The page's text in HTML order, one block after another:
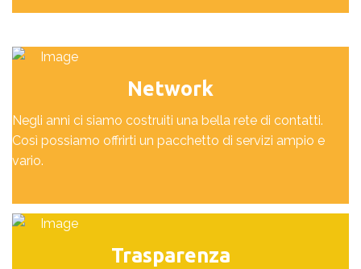
Network
Negli anni ci siamo costruiti una bella rete di contatti.
Così possiamo offrirti un pacchetto di servizi ampio e
vario.
Trasparenza